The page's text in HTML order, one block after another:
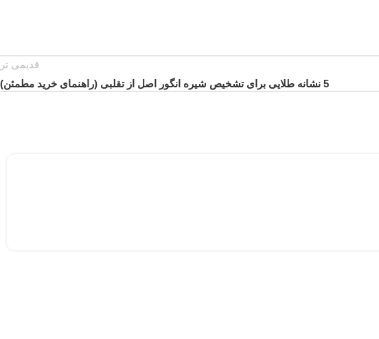
قدیمی تر
5 نشانه طلایی برای تشخیص شیره انگور اصل از تقلبی (راهنمای خرید مطمئن)